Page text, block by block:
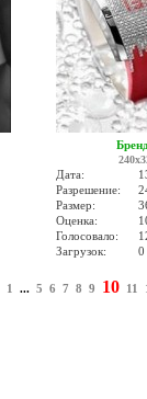
Дата:
Разрешение:
Размер:
Оценка:
Голосовало:
Загрузок:
0
1 ... 5 6 7 8 9 10 11